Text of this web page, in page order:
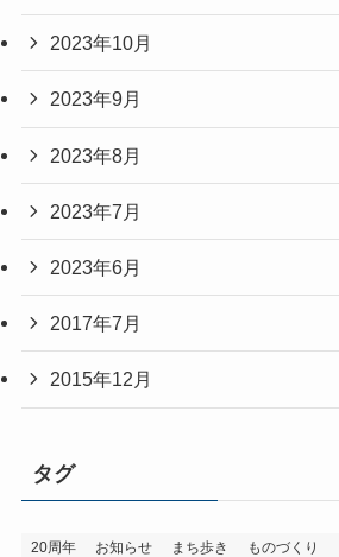
2023年10月
2023年9月
2023年8月
2023年7月
2023年6月
2017年7月
2015年12月
タグ
20周年 お知らせ まち歩き ものづくり